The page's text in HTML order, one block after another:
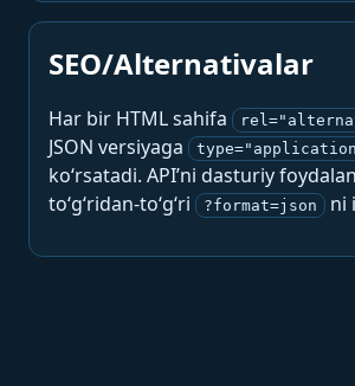
SEO/Alternativalar
Har bir HTML sahifa
JSON versiyaga
ko‘rsatadi. API’ni dasturiy
to‘g‘ridan-to‘g‘ri
?format=json ni